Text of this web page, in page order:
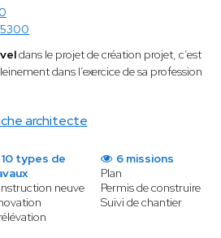
architecte
dans le projet de création projet, c’est
dans l’exercice de sa profession
10 types de
neuve
6 missions
Plan
Permis de construire
Suivi de chantier